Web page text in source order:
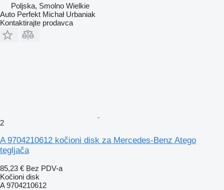
Poljska, Smolno Wielkie
Auto Perfekt Michał Urbaniak
Kontaktirajte prodavca
2
A 9704210612 kočioni disk za Mercedes-Benz Atego
tegljača
85,23 € Bez PDV-a
Kočioni disk
A 9704210612